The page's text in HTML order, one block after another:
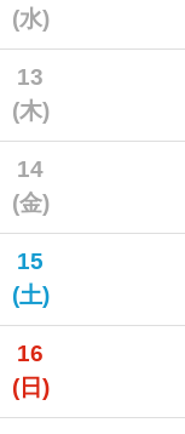
(水)
13
(木)
14
(金)
15
(土)
16
(日)